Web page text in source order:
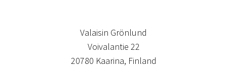
Valaisin Grönlund
Voivalantie 22
20780 Kaarina, Finland